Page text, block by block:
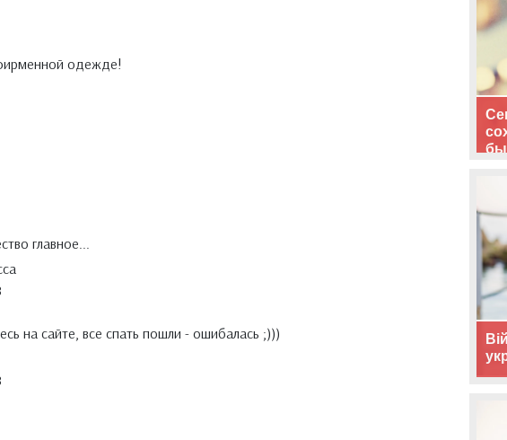
одежде!
главное...
на сайте, все спать пошли - ошибалась ;)))